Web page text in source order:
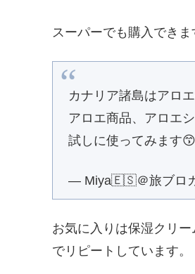
スーパーでも購入できま
カナリア諸島はアロ
アロエ商品、アロエ
試しに使ってみます😙
— Miya🇪🇸＠旅ブロ
お気に入りは保湿クリ
でリピートしています。